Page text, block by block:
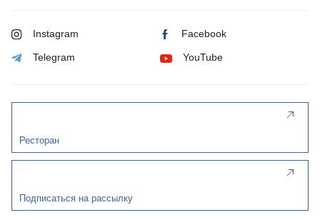
Instagram Facebook
Telegram YouTube
Ресторан
Подписаться на рассылку